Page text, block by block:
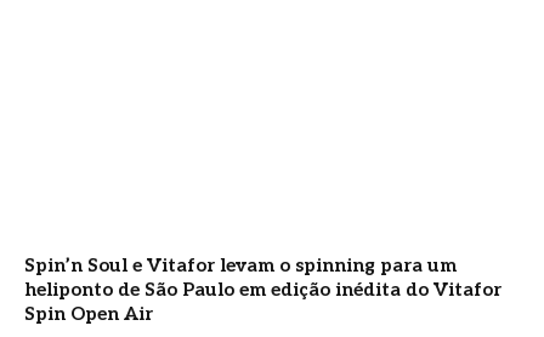
Spin’n Soul e Vitafor levam o spinning para um
heliponto de São Paulo em edição inédita do Vitafor
Spin Open Air